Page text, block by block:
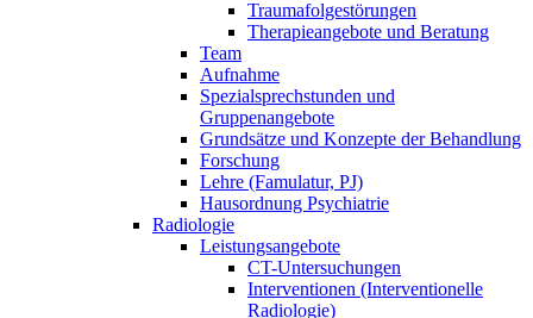
Traumafolgestörungen
Therapieangebote und Beratung
Team
Aufnahme
Spezialsprechstunden und
Gruppenangebote
Grundsätze und Konzepte der Behandlung
Forschung
Lehre (Famulatur, PJ)
Hausordnung Psychiatrie
Radiologie
Leistungsangebote
CT-Untersuchungen
Interventionen (Interventionelle
Radiologie)